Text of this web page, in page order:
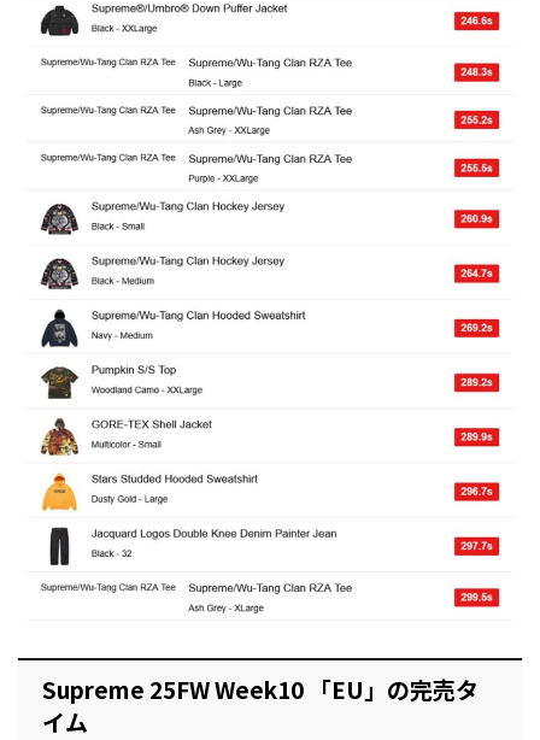
Supreme 25FW Week10 「EU」の完売タ
イム